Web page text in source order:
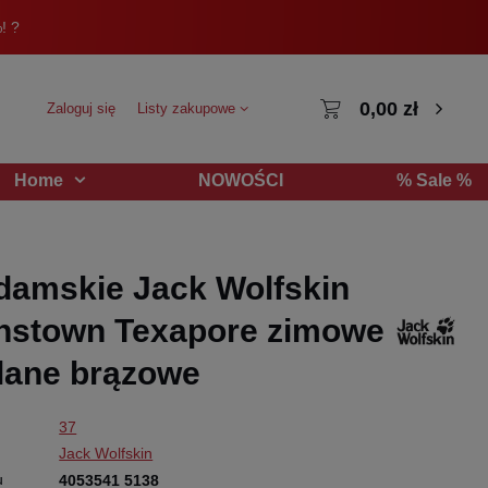
?
Zaloguj się Listy zakupowe 0,00 zł
Home NOWOŚCI % Sale %
Jack Wolfskin
Texapore zimowe
brązowe
37
Jack Wolfskin
4053541 5138